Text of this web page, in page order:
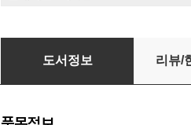
도서정보 리뷰/